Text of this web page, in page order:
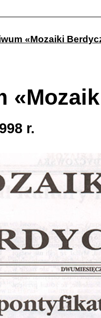
premiery,
i Ukrainą w
«Mozaiki
r.